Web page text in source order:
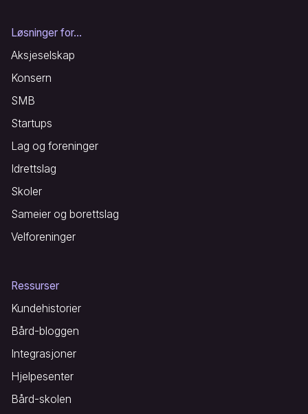
Løsninger for...
Aksjeselskap
Konsern
SMB
Startups
Lag og foreninger
Idrettslag
Skoler
Sameier og borettslag
Velforeninger
Ressurser
Kundehistorier
Bård-bloggen
Integrasjoner
Hjelpesenter
Bård-skolen